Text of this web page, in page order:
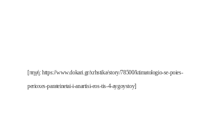
[πηγή: https://www.dokari.gr/xrhstika/story/78500/ktimatologio-se-poies-
perioxes-parateinetai-i-anartisi-eos-tis-4-aygoystoy]